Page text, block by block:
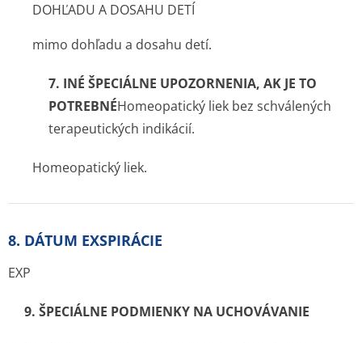
DOHĽADU A DOSAHU DETÍ
mimo dohľadu a dosahu detí.
7. INÉ ŠPECIÁLNE UPOZORNENIA, AK JE TO
POTREBNÉHomeo­patický liek bez schválených
terapeutických indikácií.
Homeopatický liek.
8. DÁTUM EXSPIRÁCIE
EXP
9. ŠPECIÁLNE PODMIENKY NA UCHOVÁVANIE